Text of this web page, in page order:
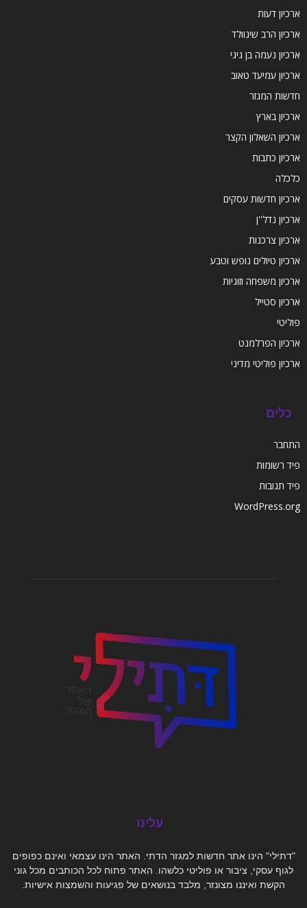
ארכיון דעות
ארכיון הרב שינוולד
ארכיון נעמה בן גיגי
ארכיון עמיעד טאוב
חדשות המגזר
ארכיון בארץ
ארכיון השאלון הקצר
ארכיון כתבות
כלכלה
ארכיון חדשות עסקים
ארכיון נדל''ן
ארכיון צרכנות
ארכיון טיולים נופש וטבע
ארכיון משפחה וזוגיות
ארכיון סטייל
פוליטי
ארכיון הפרלמנט
ארכיון פוליטי מדיני
כלים
התחבר
פיד רשומות
פיד תגובות
WordPress.org
עלינו
"דתילי" הינו אתר חדשות למגזר הדתי. האתר הינו עצמאי ואינם כפופים
לגוף עסקי, ציבור או פוליטי כלשהו. האתר פתוח לכל הכותבים מכל גוני
הקשת ואיננו מצונזר, מלבד בנושאים של פגיעות והשמצות אישיות.